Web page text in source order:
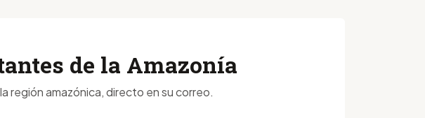
de la Amazonía
región amazónica, directo en su correo.